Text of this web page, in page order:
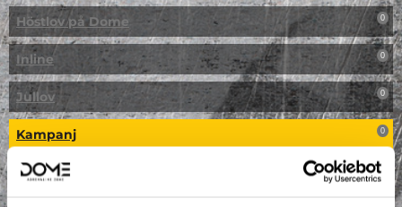
Höstlov på Dome 0
Inline 0
Jullov 0
Kampanj 0
Kickbike 0